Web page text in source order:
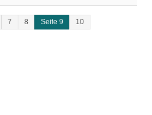
7 8 Seite 9 10